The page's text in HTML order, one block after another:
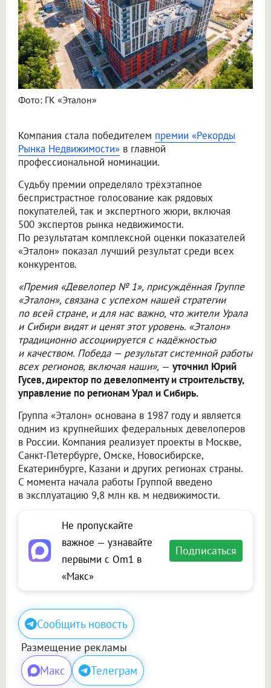
Фото: ГК «Эталон»
Компания стала победителем премии «Рекорды
Рынка Недвижимости» в главной
профессиональной номинации.
Судьбу премии определяло трёхэтапное
беспристрастное голосование как рядовых
покупателей, так и экспертного жюри, включая
500 экспертов рынка недвижимости.
По результатам комплексной оценки показателей
«Эталон» показал лучший результат среди всех
конкурентов.
«Премия «Девелопер № 1», присуждённая Группе
«Эталон», связана с успехом нашей стратегии
по всей стране, и для нас важно, что жители Урала
и Сибири видят и ценят этот уровень. «Эталон»
традиционно ассоциируется с надёжностью
и качеством. Победа — результат системной работы
всех регионов, включая наши», — уточнил Юрий
Гусев, директор по девелопменту и строительству,
управление по регионам Урал и Сибирь.
Группа «Эталон» основана в 1987 году и является
одним из крупнейших федеральных девелоперов
в России. Компания реализует проекты в Москве,
Санкт-Петербурге, Омске, Новосибирске,
Екатеринбурге, Казани и других регионах страны.
С момента начала работы Группой введено
в эксплуатацию 9,8 млн кв. м недвижимости.
Не пропускайте
важное — узнавайте
первыми с Om1 в
«Макс»
Подписаться
Сообщить новость
Размещение рекламы
Макс Телеграм